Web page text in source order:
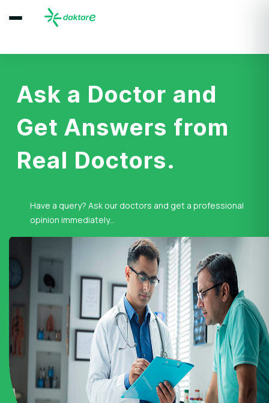
Ask a Doctor and
Get Answers from
Real Doctors.
Have a query? Ask our doctors and get a professional
opinion immediately...